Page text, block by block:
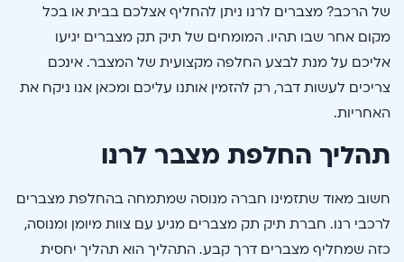
של הרכב? מצברים לרנו ניתן להחליף אצלכם בבית או בכל
מקום אחר שבו תהיו. המומחים של תיק תק מצברים יגיעו
אליכם על מנת לבצע החלפה מקצועית של המצבר. אינכם
צריכים לעשות דבר, רק להזמין אותנו עליכם ומכאן אנו ניקח את
האחריות.
תהליך החלפת מצבר לרנו
חשוב מאוד שתזמינו חברה מנוסה שמתמחה בהחלפת מצברים
לרכבי רנו. חברת תיק תק מצברים מגיע עם צוות מיומן ומנוסה,
כזה שמחליף מצברים דרך קבע. התהליך הוא תהליך יחסית